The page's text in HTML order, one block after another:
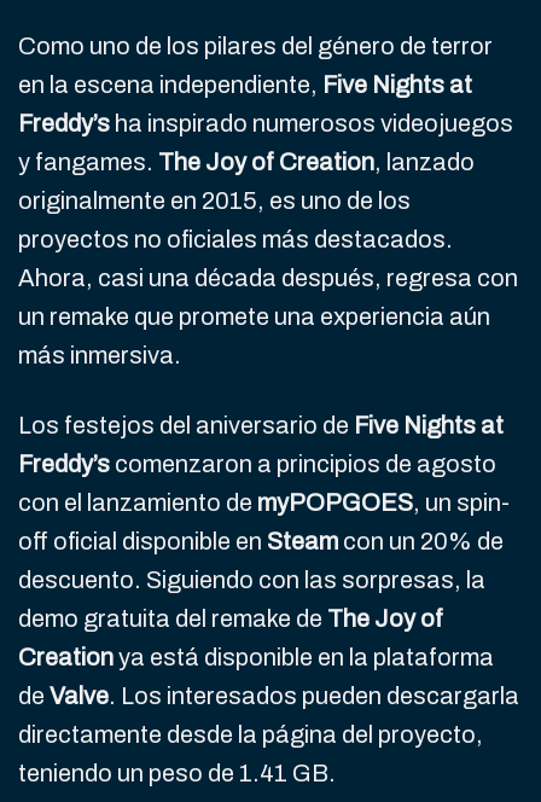
Como uno de los pilares del género de terror
en la escena independiente, Five Nights at
Freddy’s ha inspirado numerosos videojuegos
y fangames. The Joy of Creation, lanzado
originalmente en 2015, es uno de los
proyectos no oficiales más destacados.
Ahora, casi una década después, regresa con
un remake que promete una experiencia aún
más inmersiva.
Los festejos del aniversario de Five Nights at
Freddy’s comenzaron a principios de agosto
con el lanzamiento de myPOPGOES, un spin-
off oficial disponible en Steam con un 20% de
descuento. Siguiendo con las sorpresas, la
demo gratuita del remake de The Joy of
Creationya está disponible en la plataforma
de Valve. Los interesados pueden descargarla
directamente desde la página del proyecto,
teniendo un peso de 1.41 GB.